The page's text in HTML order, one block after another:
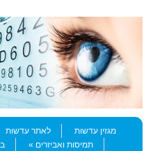
Menu
Skip to content
מגזין עדשות
לאתר עדשות
תמיסות ואביזרים